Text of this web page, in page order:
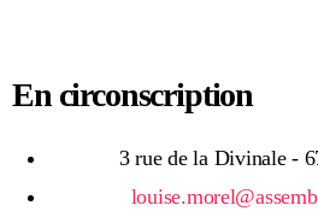
En circonscription
3 rue de la Divinale -